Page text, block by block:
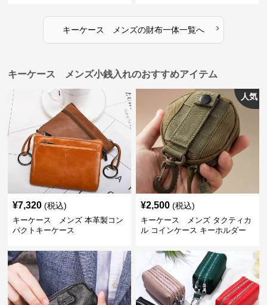
キーケース メンズの財布一体一覧へ ›
キーケース メンズ小銭入れのおすすめアイテム
¥7,320 (税込)
キーケース メンズ 本革製コン
パクトキーケース
人気
¥2,500 (税込)
キーケース メンズ タクティカ
ル コインケース キーホルダー